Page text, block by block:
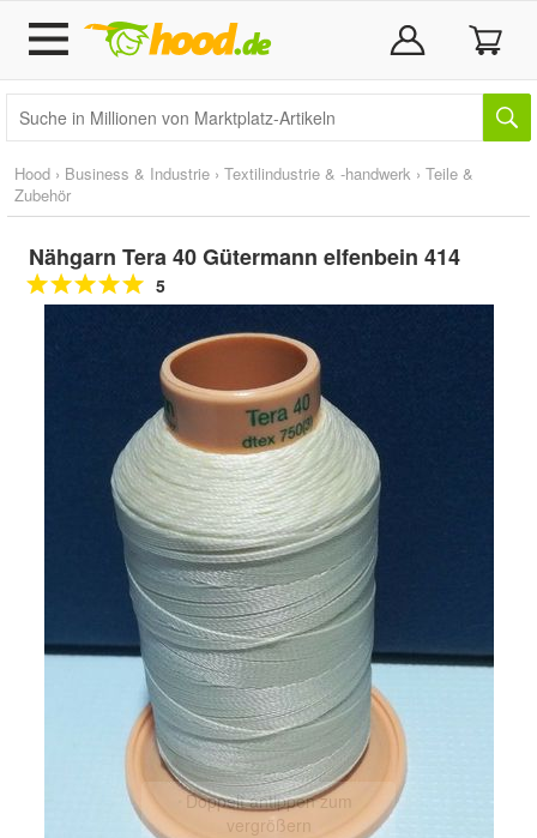
Hood › Business & Industrie › Textilindustrie & -handwerk › Teile &
Zubehör
Nähgarn Tera 40 Gütermann elfenbein 414
5
Doppelt antippen zum
vergrößern